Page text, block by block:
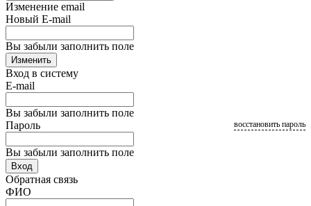
Изменение email
Новый E-mail
Вы забыли заполнить поле
Изменить
Вход в систему
E-mail
Вы забыли заполнить поле
Пароль
Вы забыли заполнить поле
восстановить пароль
Вход
Обратная связь
ФИО